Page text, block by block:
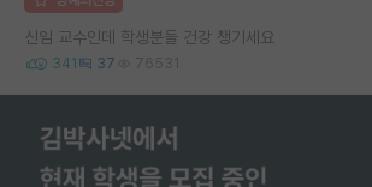
신임 교수인데 학생분들 건강 챙기세요
341 37 76531